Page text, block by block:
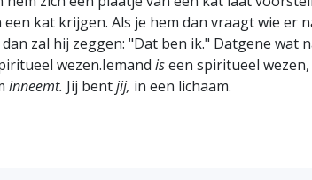
kat krijgen. Als je hem dan vraagt wie er
zal hij zeggen: "Dat ben ik." Datgene wat
wezen.Iemand iseen spiritueel
inneemt. Jij bentjij, in een lichaam.